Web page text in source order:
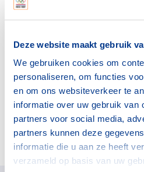
Deze website maakt gebruik
We gebruiken cookies om
personaliseren, om functies
en om ons websiteverkeer te
informatie over uw gebruik van
partners voor social media,
partners kunnen deze
informatie die u aan ze heeft
verzameld op basis van uw
sporten én blijven sporten, ook
niet gewoon was. Een
aanbevolen. En natuurlijk ook
zaak mee steunt.
Marc van den Tweel,
Algemeen directeur NOC*NSF
Deel dit artikel op social media: